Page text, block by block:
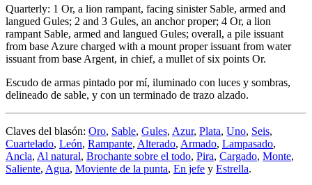
Quarterly: 1 Or, a lion rampant, facing sinister Sable, armed and
langued Gules; 2 and 3 Gules, an anchor proper; 4 Or, a lion
rampant Sable, armed and langued Gules; overall, a pile issuant
from base Azure charged with a mount proper issuant from water
issuant from base Argent, in chief, a mullet of six points Or.
Escudo de armas pintado por mí, iluminado con luces y sombras,
delineado de sable, y con un terminado de trazo alzado.
Claves del blasón: Oro, Sable, Gules, Azur, Plata, Uno, Seis,
Cuartelado, León, Rampante, Alterado, Armado, Lampasado,
Ancla, Al natural, Brochante sobre el todo, Pira, Cargado, Monte,
Saliente, Agua, Moviente de la punta, En jefe y Estrella.